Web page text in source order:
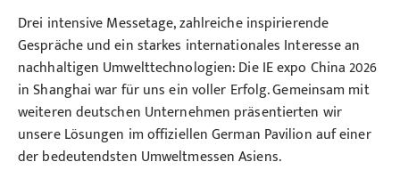
Drei intensive Messetage, zahlreiche inspirierende
Gespräche und ein starkes internationales Interesse an
nachhaltigen Umwelttechnologien: Die IE expo China 2026
in Shanghai war für uns ein voller Erfolg. Gemeinsam mit
weiteren deutschen Unternehmen präsentierten wir
unsere Lösungen im offiziellen German Pavilion auf einer
der bedeutendsten Umweltmessen Asiens.